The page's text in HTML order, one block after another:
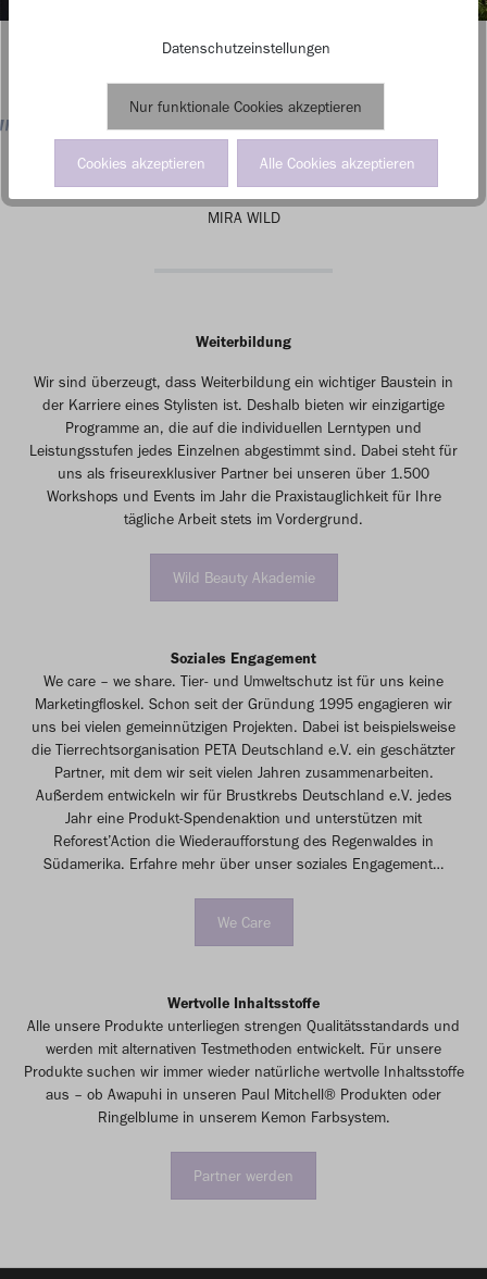
„DER VORTEIL EINES FAMILIENBETRIEBS?
MIRA WILD
Weiterbildung
Wir sind überzeugt, dass Weiterbildung ein wichtiger Baustein in
der Karriere eines Stylisten ist. Deshalb bieten wir einzigartige
Programme an, die auf die individuellen Lerntypen und
Leistungsstufen jedes Einzelnen abgestimmt sind. Dabei steht für
uns als friseurexklusiver Partner bei unseren über 1.500
Workshops und Events im Jahr die Praxistauglichkeit für Ihre
tägliche Arbeit stets im Vordergrund.
Wild Beauty Akademie
Soziales Engagement
We care – we share. Tier- und Umweltschutz ist für uns keine
Marketingfloskel. Schon seit der Gründung 1995 engagieren wir
uns bei vielen gemeinnützigen Projekten. Dabei ist beispielsweise
die Tierrechtsorganisation PETA Deutschland e.V. ein geschätzter
Partner, mit dem wir seit vielen Jahren zusammenarbeiten.
Außerdem entwickeln wir für Brustkrebs Deutschland e.V. jedes
Jahr eine Produkt-Spendenaktion und unterstützen mit
Reforest’Action die Wiederaufforstung des Regenwaldes in
Südamerika. Erfahre mehr über unser soziales Engagement…
We Care
Wertvolle Inhaltsstoffe
Alle unsere Produkte unterliegen strengen Qualitätsstandards und
werden mit alternativen Testmethoden entwickelt. Für unsere
Produkte suchen wir immer wieder natürliche wertvolle Inhaltsstoffe
aus – ob Awapuhi in unseren Paul Mitchell® Produkten oder
Ringelblume in unserem Kemon Farbsystem.
Partner werden
Datenschutzeinstellungen
Nur funktionale Cookies akzeptieren
Cookies akzeptieren Alle Cookies akzeptieren